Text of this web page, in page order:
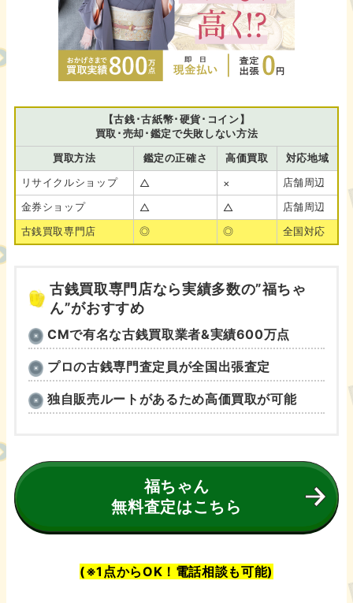
【古銭･古紙幣･硬貨･コイン】
買取･売却･鑑定で失敗しない方法
買取方法
鑑定の正確さ 高価買取
対応地域
リサイクルショップ
△ ×
店舗周辺
金券ショップ
△ △
店舗周辺
古銭買取専門店
◎ ◎ 全国対応
古銭買取専門店なら実績多数の”福ちゃ
ん”がおすすめ
CMで有名な古銭買取業者&実績600万点
プロの古銭専門査定員が全国出張査定
独自販売ルートがあるため高価買取が可能
福ちゃん
無料査定はこちら
(※1点からOK！電話相談も可能)